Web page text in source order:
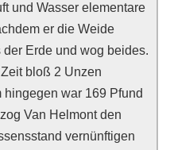
und Wasser elementare
er die Weide
Erde und wog beides.
bloß 2 Unzen
war 169 Pfund
Van Helmont den
vernünftigen